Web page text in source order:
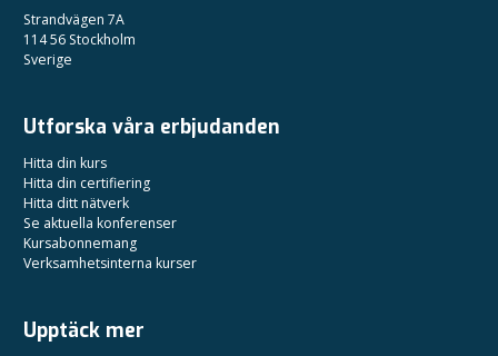
Strandvägen 7A
114 56 Stockholm
Sverige
Utforska våra erbjudanden
Hitta din kurs
Hitta din certifiering
Hitta ditt nätverk
Se aktuella konferenser
Kursabonnemang
Verksamhetsinterna kurser
Upptäck mer